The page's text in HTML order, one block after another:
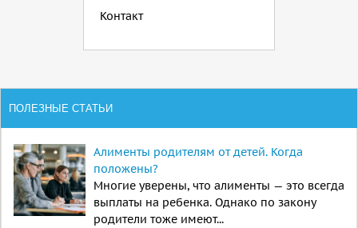
Контакт
ПОЛЕЗНЫЕ СТАТЬИ
Алименты родителям от детей. Когда
положены?
Многие уверены, что алименты — это всегда
выплаты на ребенка. Однако по закону
родители тоже имеют...